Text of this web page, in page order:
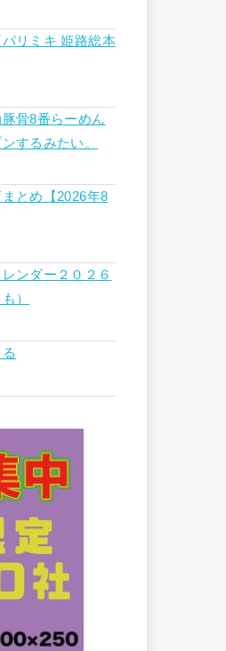
リミキ 姫路総本
骨8番らーめん
するみたい。
とめ【2026年8
ンダー２０２６
）